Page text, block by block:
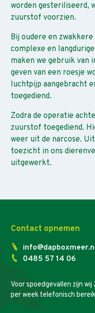
worden gesteriliseerd,
zuurstof voorzien.
Bij oudere en
complexe en
maken we gebruik van
geven van een roesje
luchtpijp aangebracht
toegediend.
Zodra de operatie
zuurstof toegediend.
weer uit de narcose.
toezicht in ons
uitgewerkt.
Contact opnemen
0485 57 14 06
Voor spoedgevallen zijn
per week telefonisch